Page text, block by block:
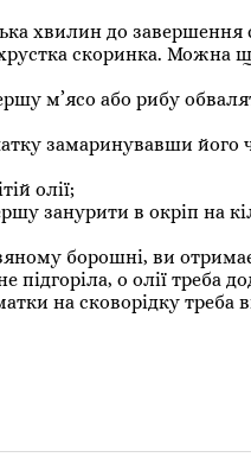
хвилин до
хрустка скоринка.
м’ясо або рибу
замаринувавши його
олії;
занурити в окріп на
борошні, ви
підгоріла, о олії треба
на сковорідку треба